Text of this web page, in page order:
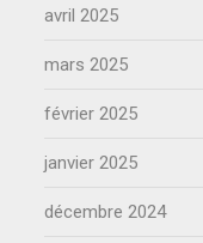
avril 2025
mars 2025
février 2025
janvier 2025
décembre 2024